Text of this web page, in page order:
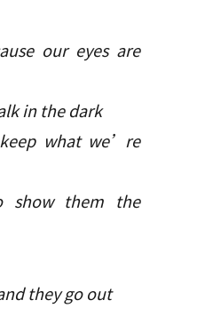
our eyes are
in the dark
what we’re
show them the
they go out